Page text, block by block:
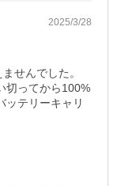
2025/3/28
せんでした。
切ってから100%
ッテリーキャリ